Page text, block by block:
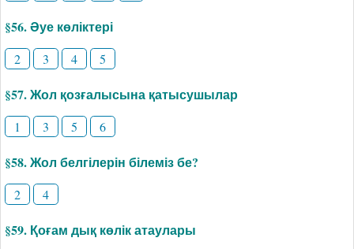
§56. Әуе көліктері
2 3 4 5
§57. Жол қозғалысына қатысушылар
1 3 5 6
§58. Жол белгілерін білеміз бе?
2 4
§59. Қоғам дық көлік атаулары